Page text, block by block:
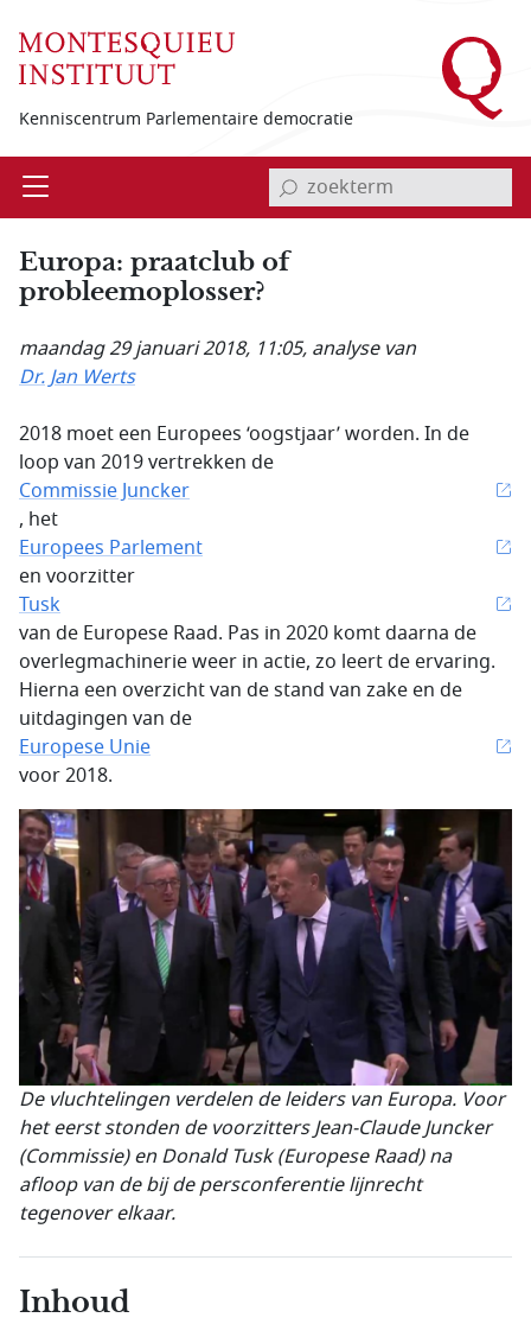
Kenniscentrum Parlementaire democratie
Open invoerveld zoekterm
Europa: praatclub of
probleemoplosser?
maandag 29 januari 2018, 11:05, analyse van
Dr. Jan Werts
2018 moet een Europees ‘oogstjaar’ worden. In de
loop van 2019 vertrekken de
Commissie Juncker
, het
Europees Parlement
en voorzitter
Tusk
van de Europese Raad. Pas in 2020 komt daarna de
overlegmachinerie weer in actie, zo leert de ervaring.
Hierna een overzicht van de stand van zake en de
uitdagingen van de
Europese Unie
voor 2018.
De vluchtelingen verdelen de leiders van Europa. Voor
het eerst stonden de voorzitters Jean-Claude Juncker
(Commissie) en Donald Tusk (Europese Raad) na
afloop van de bij de persconferentie lijnrecht
tegenover elkaar.
Inhoud